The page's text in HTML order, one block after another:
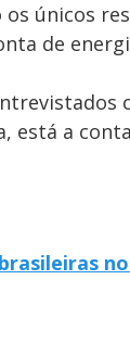
únicos
de
está a